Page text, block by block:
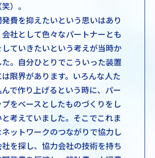
）。
費を抑えたいという思いはあり
社として色々なパートナーとも
ていきたいという考えが当時か
。自分ひとりでこういった装置
限界があります。いろんな人た
で作り上げるという時に、パー
プをベースとしたものづくりをし
考えていました。そこでこれま
ットワークのつながりで協力し
を探し、協力会社の技術を持ち